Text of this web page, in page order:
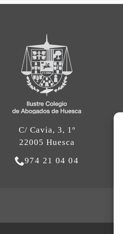
C/ Cavia, 3, 1º
22005 Huesca
974 21 04 04